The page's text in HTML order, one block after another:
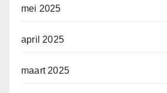
mei 2025
april 2025
maart 2025